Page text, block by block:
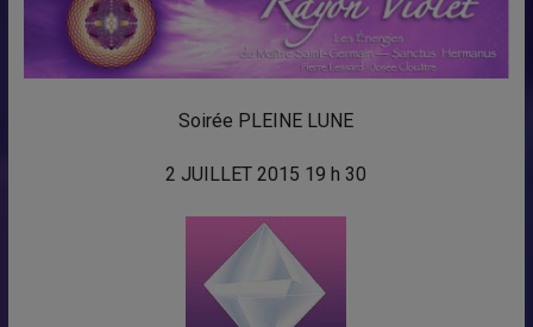
Soirée PLEINE LUNE
2 JUILLET 2015 19 h 30